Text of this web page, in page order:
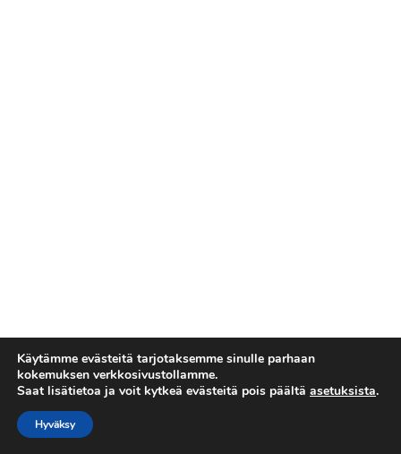
Tietosuojaseloste
Käytämme evästeitä tarjotaksemme sinulle parhaan
kokemuksen verkkosivustollamme.
Saat lisätietoa ja voit kytkeä evästeitä pois päältä asetuksista.
Hyväksy